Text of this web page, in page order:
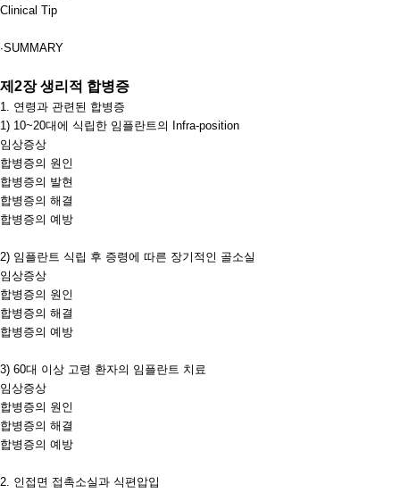
Clinical Tip
∙SUMMARY
제 2장 생리적 합병증
1. 연령과 관련된 합병증
1) 10~20대에 식립한 임플란트의
Infra-position
임상증상
합병증의 원인
합병증의 발현
합병증의 해결
합병증의 예방
2) 임플란트 식립 후 증령에 따른 장기적인 골소실
임상증상
합병증의 원인
합병증의 해결
합병증의 예방
3) 60대 이상 고령 환자의 임플란트 치료
임상증상
합병증의 원인
합병증의 해결
합병증의 예방
2. 인접면 접촉소실과 식편압입